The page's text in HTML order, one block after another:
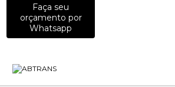
Faça seu
orçamento por
Whatsapp